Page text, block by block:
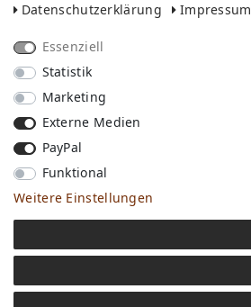
Daten­schutz­erklärung
Impressum
Essenziell
Statistik
Marketing
Externe Medien
PayPal
Funktional
Weitere Einstellungen